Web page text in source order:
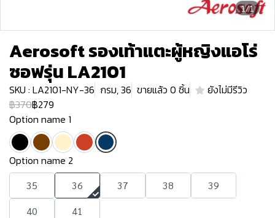
1/1
Aerosoft รองเท้าแตะผู้หญิงแอโร่
ซอฟรุ่น LA2101
SKU : LA2101-NY-36 กรม, 36 ขายแล้ว 0 ชิ้น
ยังไม่มีรีวิว
฿370฿279
Option name 1
Option name 2
35 36 37 38
39
40
41